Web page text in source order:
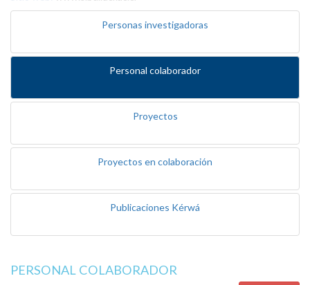
Personas investigadoras
Personal colaborador
Proyectos
Proyectos en colaboración
Publicaciones Kérwá
PERSONAL COLABORADOR